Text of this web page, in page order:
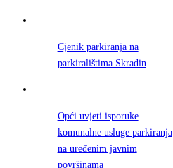
Cjenik parkiranja na
parkiralištima Skradin
Opći uvjeti isporuke
komunalne usluge parkiranja
na uređenim javnim
površinama